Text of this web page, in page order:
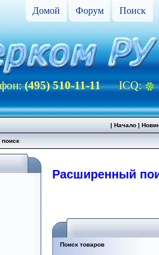
Домой Форум Поиск
(495) 510-11-11ICQ:
| Начало|
Расширенный
Поиск товаров